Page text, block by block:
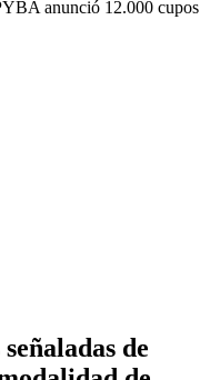
anunció 12.000 cupos
de